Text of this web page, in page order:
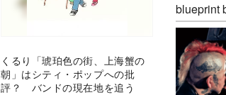
くるり「琥珀色の街、上海蟹の
朝」はシティ・ポップへの批
評？ バンドの現在地を追う
blueprint